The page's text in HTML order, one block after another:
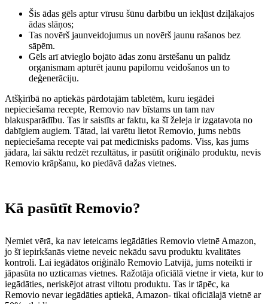
Šis ādas gēls aptur vīrusu šūnu darbību un iekļūst dziļākajos
ādas slāņos;
Tas novērš jaunveidojumus un novērš jaunu rašanos bez
sāpēm.
Gēls arī atvieglo bojāto ādas zonu ārstēšanu un palīdz
organismam apturēt jaunu papilomu veidošanos un to
deģenerāciju.
Atšķirībā no aptiekās pārdotajām tabletēm, kuru iegādei
nepieciešama recepte, Removio nav bīstams un tam nav
blakusparādību. Tas ir saistīts ar faktu, ka šī želeja ir izgatavota no
dabīgiem augiem. Tātad, lai varētu lietot Removio, jums nebūs
nepieciešama recepte vai pat medicīnisks padoms. Viss, kas jums
jādara, lai sāktu redzēt rezultātus, ir pasūtīt oriģinālo produktu, nevis
Removio krāpšanu, ko piedāvā dažas vietnes.
Kā pasūtīt Removio?
Ņemiet vērā, ka nav ieteicams iegādāties Removio vietnē Amazon,
jo šī iepirkšanās vietne neveic nekādu savu produktu kvalitātes
kontroli. Lai iegādātos oriģinālo Removio Latvijā, jums noteikti ir
jāpasūta no uzticamas vietnes. Ražotāja oficiālā vietne ir vieta, kur to
iegādāties, neriskējot atrast viltotu produktu. Tas ir tāpēc, ka
Removio nevar iegādāties aptiekā, Amazon- tikai oficiālajā vietnē ar